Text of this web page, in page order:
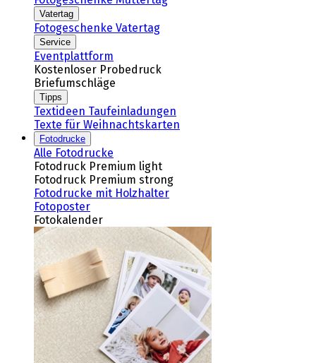
Vatertag
Fotogeschenke Vatertag
Service
Eventplattform
Kostenloser Probedruck
Briefumschläge
Tipps
Textideen Taufeinladungen
Texte für Weihnachtskarten
Fotodrucke
Alle Fotodrucke
Fotodruck Premium light
Fotodruck Premium strong
Fotodrucke mit Holzhalter
Fotoposter
Fotokalender